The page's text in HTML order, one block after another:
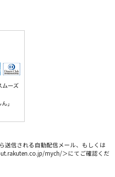
送信される自動配信メール、もしくは
mych/＞にてご確認くだ